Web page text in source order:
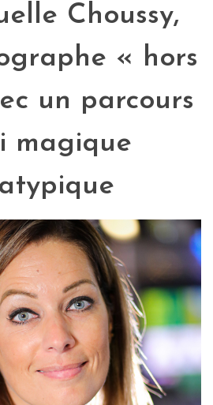
Choussy,
« hors
un parcours
magique